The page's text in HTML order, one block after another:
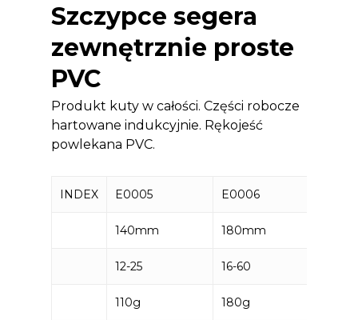
Szczypce segera
zewnętrznie proste
PVC
Produkt kuty w całości. Części robocze
hartowane indukcyjnie. Rękojeść
powlekana PVC.
INDEX E0005 E0006
140mm 180mm
12-25 16-60
110g 180g